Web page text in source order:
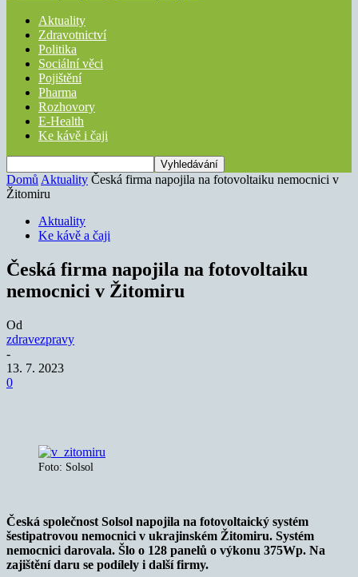
Aktuality
Zdravotnictví
Politika
Sociální věci
Pojištění
Pharma
Rozhovory
E-Health
Ke kávě i čaji
Domů Aktuality Česká firma napojila na fotovoltaiku nemocnici v
Žitomiru
Aktuality
Ke kávě a čaji
Česká firma napojila na fotovoltaiku
nemocnici v Žitomiru
Od
zdravezpravy
-
13. 7. 2023
0
Foto: Solsol
Česká společnost Solsol napojila na fotovoltaický systém
šestipatrovou nemocnici v ukrajinském Žitomiru. Systém
nemocnici darovala. Šlo o 128 panelů o výkonu 375Wp. Na
zajištění daru se podílely i další firmy.